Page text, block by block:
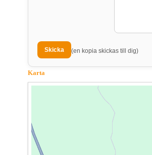
(en kopia skickas till dig)
Karta